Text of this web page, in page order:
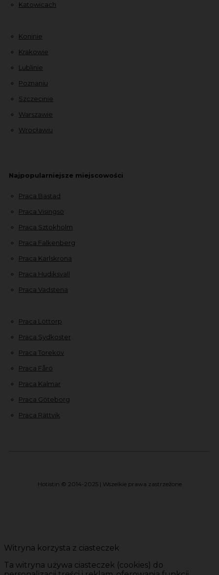
Katowicach
Koninie
Krakowie
Lublinie
Poznaniu
Szczecinie
Warszawie
Wrocławiu
Najpopularniejsze miejscowości
Praca Bastad
Praca Visingsö
Praca Sztokholm
Praca Falkenberg
Praca Karlskrona
Praca Hudiksvall
Praca Vadstena
Praca Löttorp
Praca Sydkoster
Praca Torekov
Praca Fårö
Praca Kalmar
Praca Göteborg
Praca Rättvik
Hotistin © 2014-2025 | Wszelkie prawa zastrzeżone
Witryna korzysta z ciasteczek
Ta witryna używa ciasteczek (cookies) do